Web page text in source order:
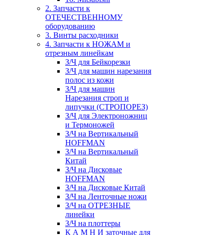
2. Запчасти к
ОТЕЧЕСТВЕННОМУ
оборудованию
3. Винты расходники
4. Запчасти к НОЖАМ и
отрезным линейкам
З/Ч для Бейкорезки
З/Ч для машин нарезания
полос из кожи
З/Ч для машин
Нарезания строп и
липучки (СТРОПОРЕЗ)
З/Ч для Электроножниц
и Термоножей
З/Ч на Вертикальный
HOFFMAN
З/Ч на Вертикальный
Китай
З/Ч на Дисковые
HOFFMAN
З/Ч на Дисковые Китай
З/Ч на Ленточные ножи
З/Ч на ОТРЕЗНЫЕ
линейки
З/Ч на плоттеры
К А М Н И заточные для